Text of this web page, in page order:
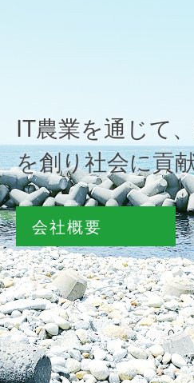
IT農業を通じて
を創り社会に貢
会社概要